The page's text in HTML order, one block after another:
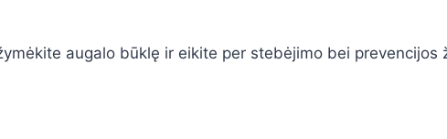
augalo būklę ir eikite per stebėjimo bei prevencijos